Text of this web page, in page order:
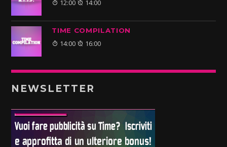
12:00 14:00
TIME COMPILATION
14:00 16:00
NEWSLETTER